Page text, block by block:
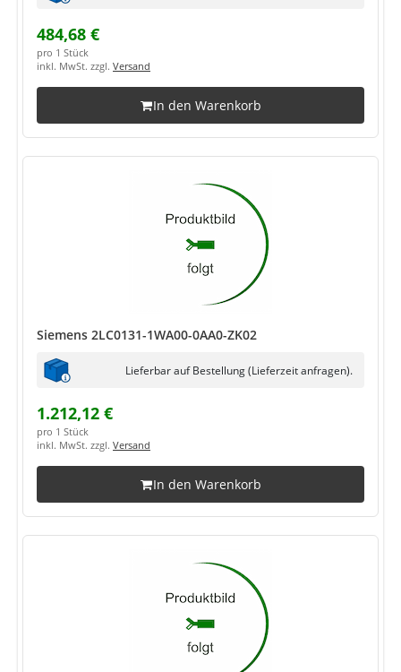
484,68 €
pro 1 Stück
inkl. MwSt. zzgl. Versand
In den Warenkorb
Siemens 2LC0131-1WA00-0AA0-ZK02
Lieferbar auf Bestellung (Lieferzeit anfragen).
1.212,12 €
pro 1 Stück
inkl. MwSt. zzgl. Versand
In den Warenkorb